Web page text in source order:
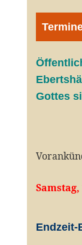
Gottes
Samstag,
Endzeit-